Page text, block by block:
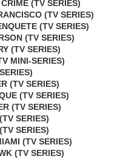
(TV SERIES)
(TV SERIES)
(TV SERIES)
(TV SERIES)
(TV SERIES)
MINI-SERIES)
(TV SERIES)
(TV SERIES)
(TV SERIES)
SERIES)
SERIES)
(TV SERIES)
(TV SERIES)